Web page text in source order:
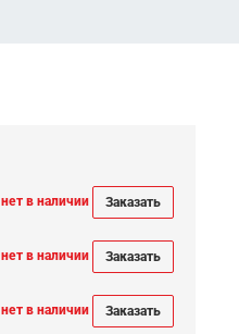
нет в наличии Заказать
нет в наличии Заказать
нет в наличии Заказать